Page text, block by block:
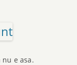
e asa.